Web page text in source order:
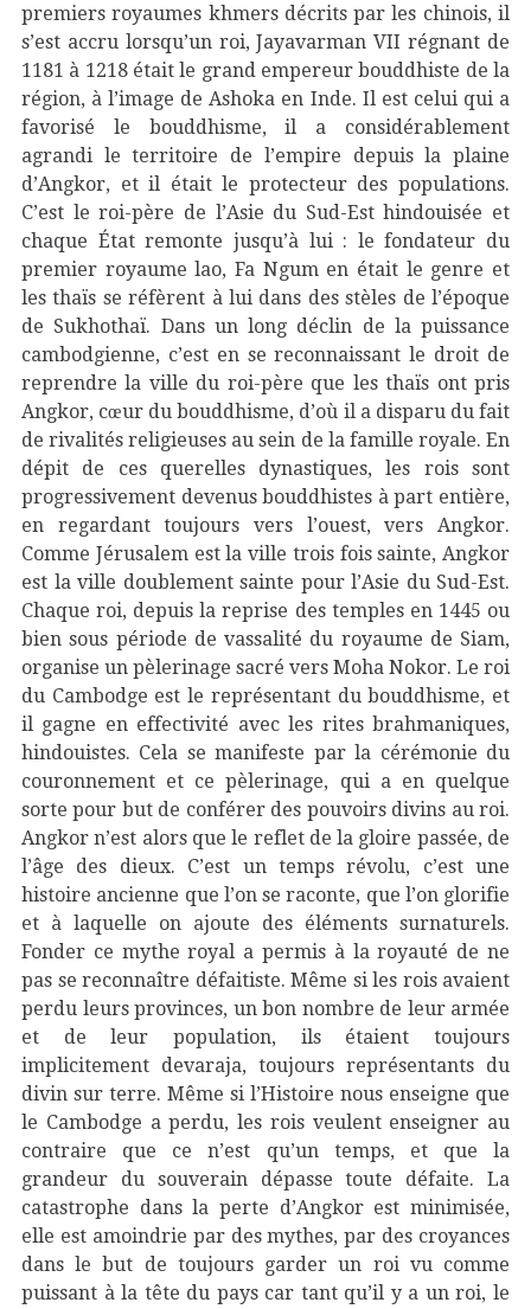
premiers royaumes khmers décrits par les chinois, il
s’est accru lorsqu’un roi, Jayavarman VII régnant de
1181 à 1218 était le grand empereur bouddhiste de la
région, à l’image de Ashoka en Inde. Il est celui qui a
favorisé le bouddhisme, il a considérablement
agrandi le territoire de l’empire depuis la plaine
d’Angkor, et il était le protecteur des populations.
C’est le roi-père de l’Asie du Sud-Est hindouisée et
chaque État remonte jusqu’à lui : le fondateur du
premier royaume lao, Fa Ngum en était le genre et
les thaïs se réfèrent à lui dans des stèles de l’époque
de Sukhothaï. Dans un long déclin de la puissance
cambodgienne, c’est en se reconnaissant le droit de
reprendre la ville du roi-père que les thaïs ont pris
Angkor, cœur du bouddhisme, d’où il a disparu du fait
de rivalités religieuses au sein de la famille royale. En
dépit de ces querelles dynastiques, les rois sont
progressivement devenus bouddhistes à part entière,
en regardant toujours vers l’ouest, vers Angkor.
Comme Jérusalem est la ville trois fois sainte, Angkor
est la ville doublement sainte pour l’Asie du Sud-Est.
Chaque roi, depuis la reprise des temples en 1445 ou
bien sous période de vassalité du royaume de Siam,
organise un pèlerinage sacré vers Moha Nokor. Le roi
du Cambodge est le représentant du bouddhisme, et
il gagne en effectivité avec les rites brahmaniques,
hindouistes. Cela se manifeste par la cérémonie du
couronnement et ce pèlerinage, qui a en quelque
sorte pour but de conférer des pouvoirs divins au roi.
Angkor n’est alors que le reflet de la gloire passée, de
l’âge des dieux. C’est un temps révolu, c’est une
histoire ancienne que l’on se raconte, que l’on glorifie
et à laquelle on ajoute des éléments surnaturels.
Fonder ce mythe royal a permis à la royauté de ne
pas se reconnaître défaitiste. Même si les rois avaient
perdu leurs provinces, un bon nombre de leur armée
et de leur population, ils étaient toujours
implicitement devaraja, toujours représentants du
divin sur terre. Même si l’Histoire nous enseigne que
le Cambodge a perdu, les rois veulent enseigner au
contraire que ce n’est qu’un temps, et que la
grandeur du souverain dépasse toute défaite. La
catastrophe dans la perte d’Angkor est minimisée,
elle est amoindrie par des mythes, par des croyances
dans le but de toujours garder un roi vu comme
puissant à la tête du pays car tant qu’il y a un roi, le